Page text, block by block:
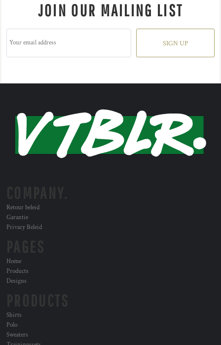
JOIN OUR MAILING LIST
SIGN UP
Retour beleid
Garantie
Privacy Beleid
Home
Products
Designs
Shirts
Polo
Sweaters